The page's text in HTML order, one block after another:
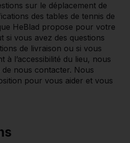
sur le déplacement de
des tables de tennis de
HeBlad propose pour votre
si vous avez des questions
de livraison ou si vous
à l’accessibilité du lieu, nous
nous contacter. Nous
pour vous aider et vous